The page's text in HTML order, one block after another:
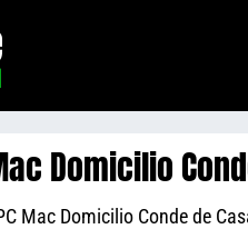
Domicilio
Mac Domicilio Conde de